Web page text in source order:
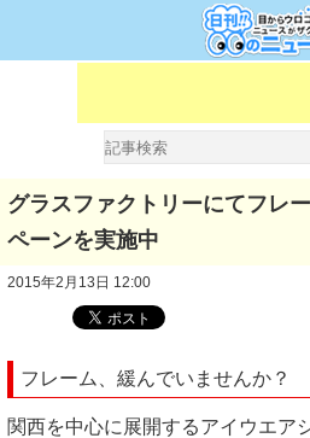
グラスファクトリーにてフレ
ペーンを実施中
2015年2月13日 12:00
フレーム、緩んでいませんか？
関西を中心に展開するアイウエア